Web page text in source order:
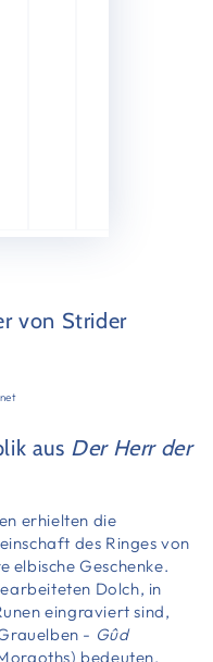
von Strider
aus Der Herr der
erhielten die
des Ringes von
elbische Geschenke.
Dolch, in
eingraviert sind,
- Gûd
bedeuten.